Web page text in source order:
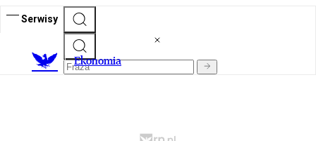
Serwisy
Ekonomia